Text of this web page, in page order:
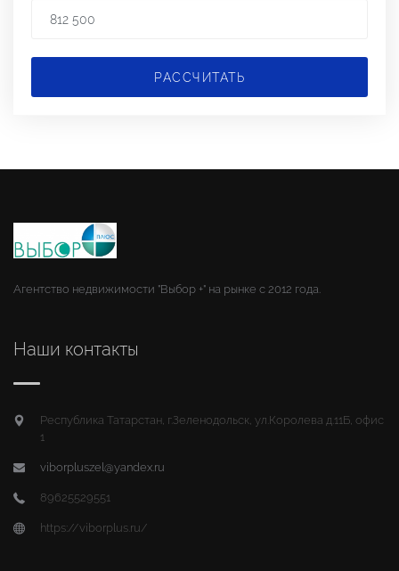
РАССЧИТАТЬ
Агентство недвижимости "Выбор +" на рынке с 2012 года.
Наши контакты
Республика Татарстан, г.Зеленодольск, ул.Королева д.11Б, офис
1
viborpluszel@yandex.ru
89625529551
https://viborplus.ru/